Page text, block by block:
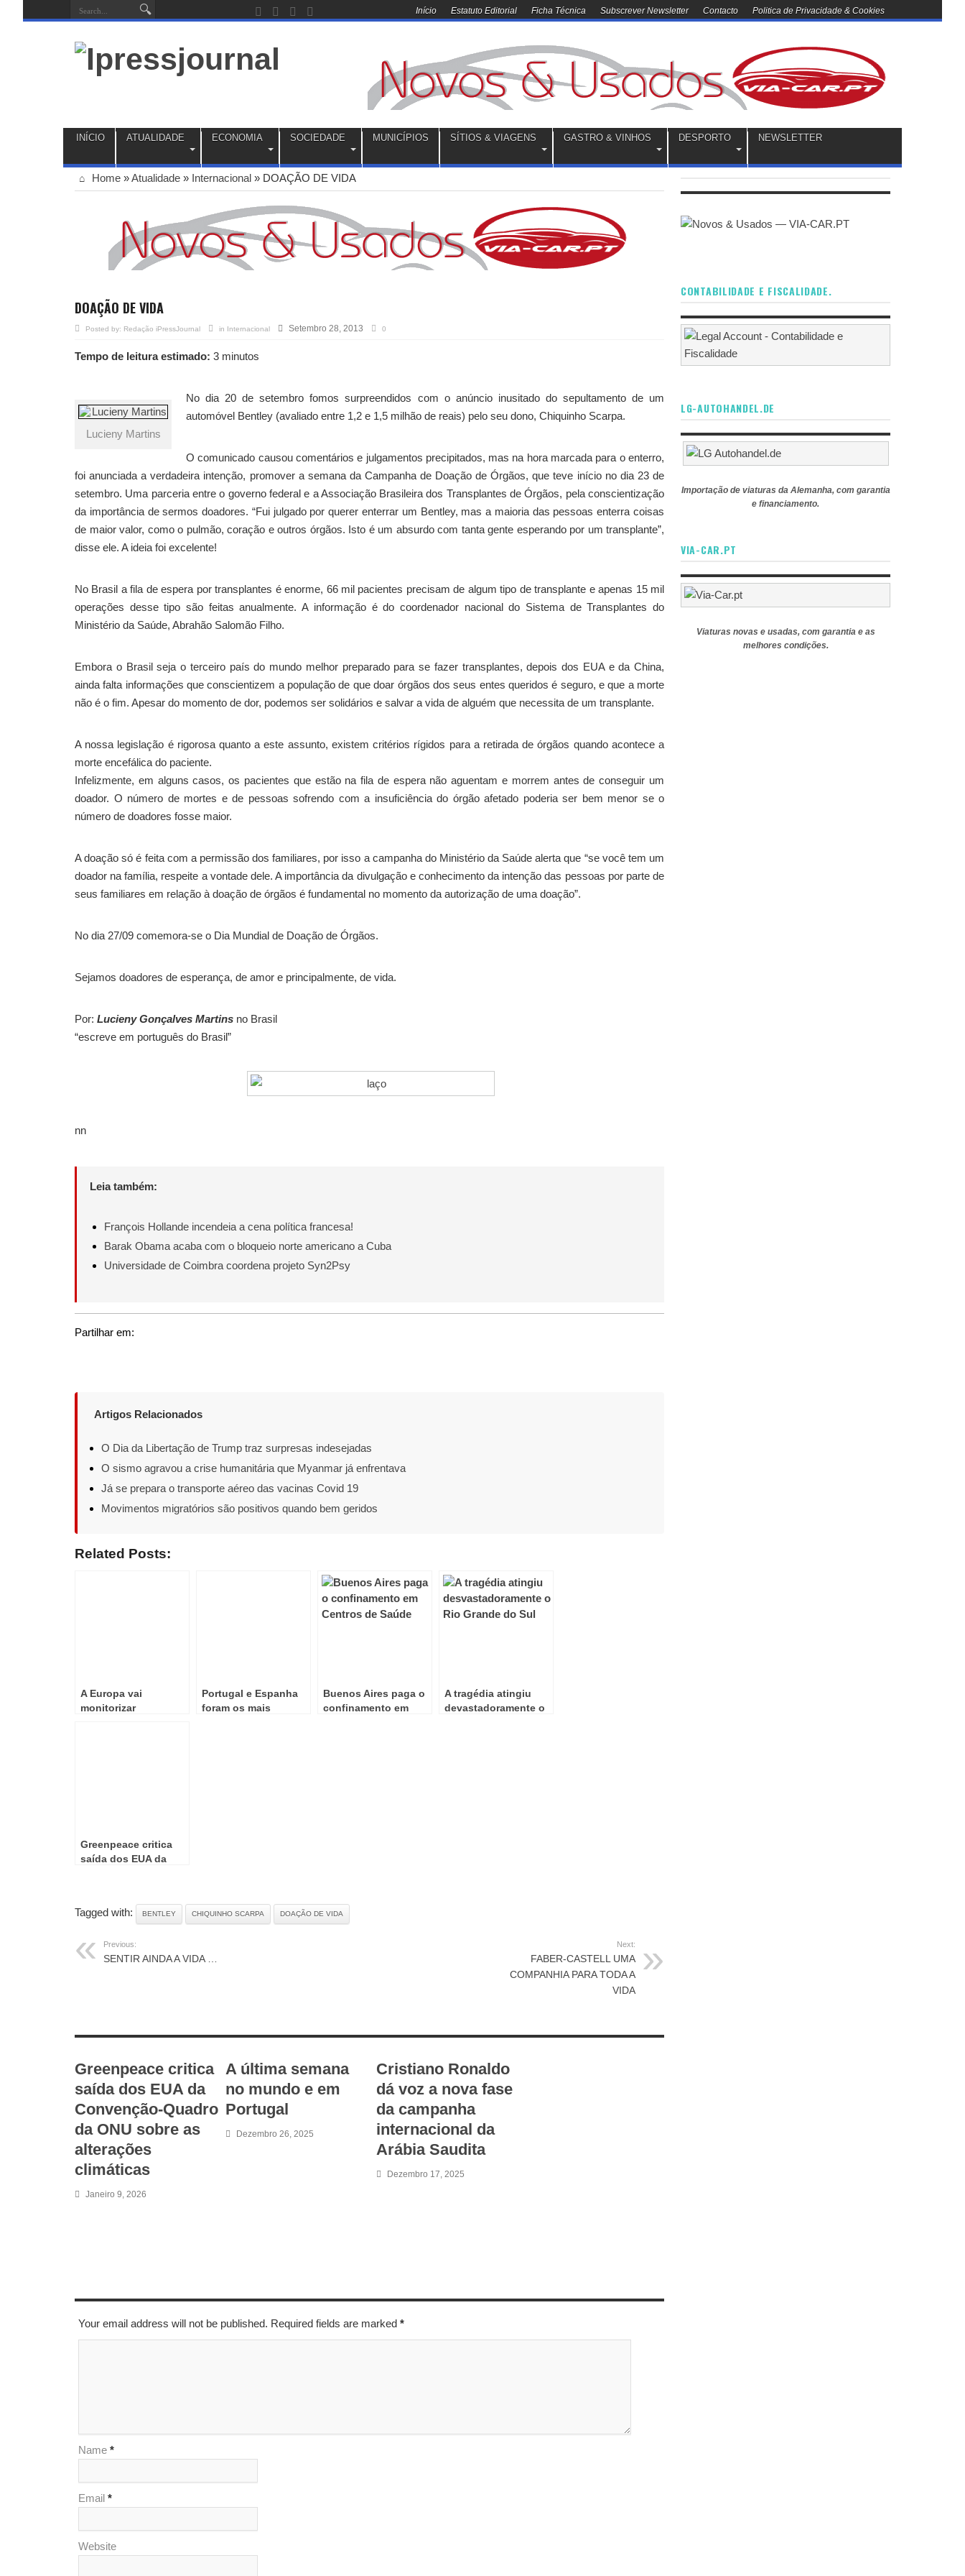
Início Estatuto Editorial Ficha Técnica Subscrever Newsletter Contacto Politica de Privacidade & Cookies
INÍCIO ATUALIDADE ECONOMIA SOCIEDADE MUNICÍPIOS SÍTIOS & VIAGENS GASTRO & VINHOS DESPORTO NEWSLETTER
Home »Atualidade » Internacional » DOAÇÃO DE VIDA
DOAÇÃO DE VIDA
Posted by: Redação iPressJournal in Internacional Setembro 28, 2013 0
Tempo de leitura estimado: 3 minutos
Lucieny Martins
No dia 20 de setembro fomos surpreendidos com o anúncio inusitado do sepultamento de um
automóvel Bentley (avaliado entre 1,2 e 1,5 milhão de reais) pelo seu dono, Chiquinho Scarpa.
O comunicado causou comentários e julgamentos precipitados, mas na hora marcada para o enterro,
foi anunciada a verdadeira intenção, promover a semana da Campanha de Doação de Órgãos, que teve início no dia 23 de
setembro. Uma parceria entre o governo federal e a Associação Brasileira dos Transplantes de Órgãos, pela conscientização
da importância de sermos doadores. “Fui julgado por querer enterrar um Bentley, mas a maioria das pessoas enterra coisas
de maior valor, como o pulmão, coração e outros órgãos. Isto é um absurdo com tanta gente esperando por um transplante”,
disse ele. A ideia foi excelente!
No Brasil a fila de espera por transplantes é enorme, 66 mil pacientes precisam de algum tipo de transplante e apenas 15 mil
operações desse tipo são feitas anualmente. A informação é do coordenador nacional do Sistema de Transplantes do
Ministério da Saúde, Abrahão Salomão Filho.
Embora o Brasil seja o terceiro país do mundo melhor preparado para se fazer transplantes, depois dos EUA e da China,
ainda falta informações que conscientizem a população de que doar órgãos dos seus entes queridos é seguro, e que a morte
não é o fim. Apesar do momento de dor, podemos ser solidários e salvar a vida de alguém que necessita de um transplante.
A nossa legislação é rigorosa quanto a este assunto, existem critérios rígidos para a retirada de órgãos quando acontece a
morte encefálica do paciente.
Infelizmente, em alguns casos, os pacientes que estão na fila de espera não aguentam e morrem antes de conseguir um
doador. O número de mortes e de pessoas sofrendo com a insuficiência do órgão afetado poderia ser bem menor se o
número de doadores fosse maior.
A doação só é feita com a permissão dos familiares, por isso a campanha do Ministério da Saúde alerta que “se você tem um
doador na família, respeite a vontade dele. A importância da divulgação e conhecimento da intenção das pessoas por parte de
seus familiares em relação à doação de órgãos é fundamental no momento da autorização de uma doação”.
No dia 27/09 comemora-se o Dia Mundial de Doação de Órgãos.
Sejamos doadores de esperança, de amor e principalmente, de vida.
Por: Lucieny Gonçalves Martins no Brasil
“escreve em português do Brasil”
nn
Leia também:
François Hollande incendeia a cena política francesa!
Barak Obama acaba com o bloqueio norte americano a Cuba
Universidade de Coimbra coordena projeto Syn2Psy
Partilhar em:
Artigos Relacionados
O Dia da Libertação de Trump traz surpresas indesejadas
O sismo agravou a crise humanitária que Myanmar já enfrentava
Já se prepara o transporte aéreo das vacinas Covid 19
Movimentos migratórios são positivos quando bem geridos
Related Posts:
A Europa vai
monitorizar
Portugal e Espanha
foram os mais
Buenos Aires paga o
confinamento em
A tragédia atingiu
devastadoramente o
Greenpeace critica
saída dos EUA da
alterações climáticas
Tagged with: BENTLEY CHIQUINHO SCARPA DOAÇÃO DE VIDA
Previous:
SENTIR AINDA A VIDA …
Next:
FABER-CASTELL UMA
COMPANHIA PARA TODA A
VIDA
Greenpeace critica
saída dos EUA da
Convenção-Quadro
da ONU sobre as
alterações
climáticas
Janeiro 9, 2026
A última semana
no mundo e em
Portugal
Dezembro 26, 2025
Cristiano Ronaldo
dá voz a nova fase
da campanha
internacional da
Arábia Saudita
Dezembro 17, 2025
Your email address will not be published. Required fields are marked *
Name *
Email *
Website
CONTABILIDADE E FISCALIDADE.
LG-AUTOHANDEL.DE
Importação de viaturas da Alemanha, com garantia
e financiamento.
VIA-CAR.PT
Viaturas novas e usadas, com garantia e as
melhores condições.